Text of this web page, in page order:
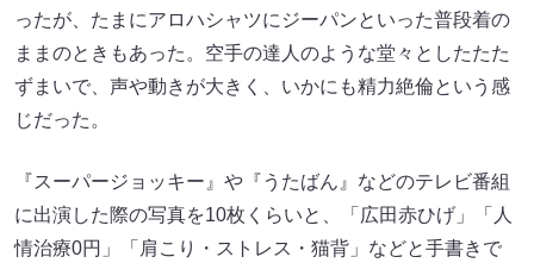
ったが、たまにアロハシャツにジーパンといった普段着の
ままのときもあった。空手の達人のような堂々としたたた
ずまいで、声や動きが大きく、いかにも精力絶倫という感
じだった。
『スーパージョッキー』や『うたばん』などのテレビ番組
に出演した際の写真を10枚くらいと、「広田赤ひげ」「人
情治療0円」「肩こり・ストレス・猫背」などと手書きで